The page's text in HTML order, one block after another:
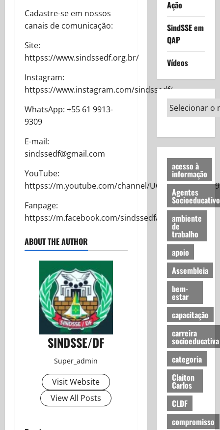
Cadastre-se em nossos
canais de comunicação:
Site:
httpss://www.sindssedf.org.br/
Instagram:
httpss://www.instagram.com/sindssedf/
WhatsApp: +55 61 9913-
9309
E-mail:
sindssedf@gmail.com
YouTube:
httpss://m.youtube.com/channel/
Fanpage:
httpss://m.facebook.com/sindssedf/
ABOUT THE AUTHOR
SINDSSE/DF
Super_admin
Visit Website
View All Posts
Ação
SindSSE em
QAP
Vídeos
acesso à
informação
Agentes
ambiente
de
trabalho
apoio
Assembleia
bem-
estar
capacitação
carreira
socioeducativa
categoria
Claiton
Carlos
CLDF
compromisso